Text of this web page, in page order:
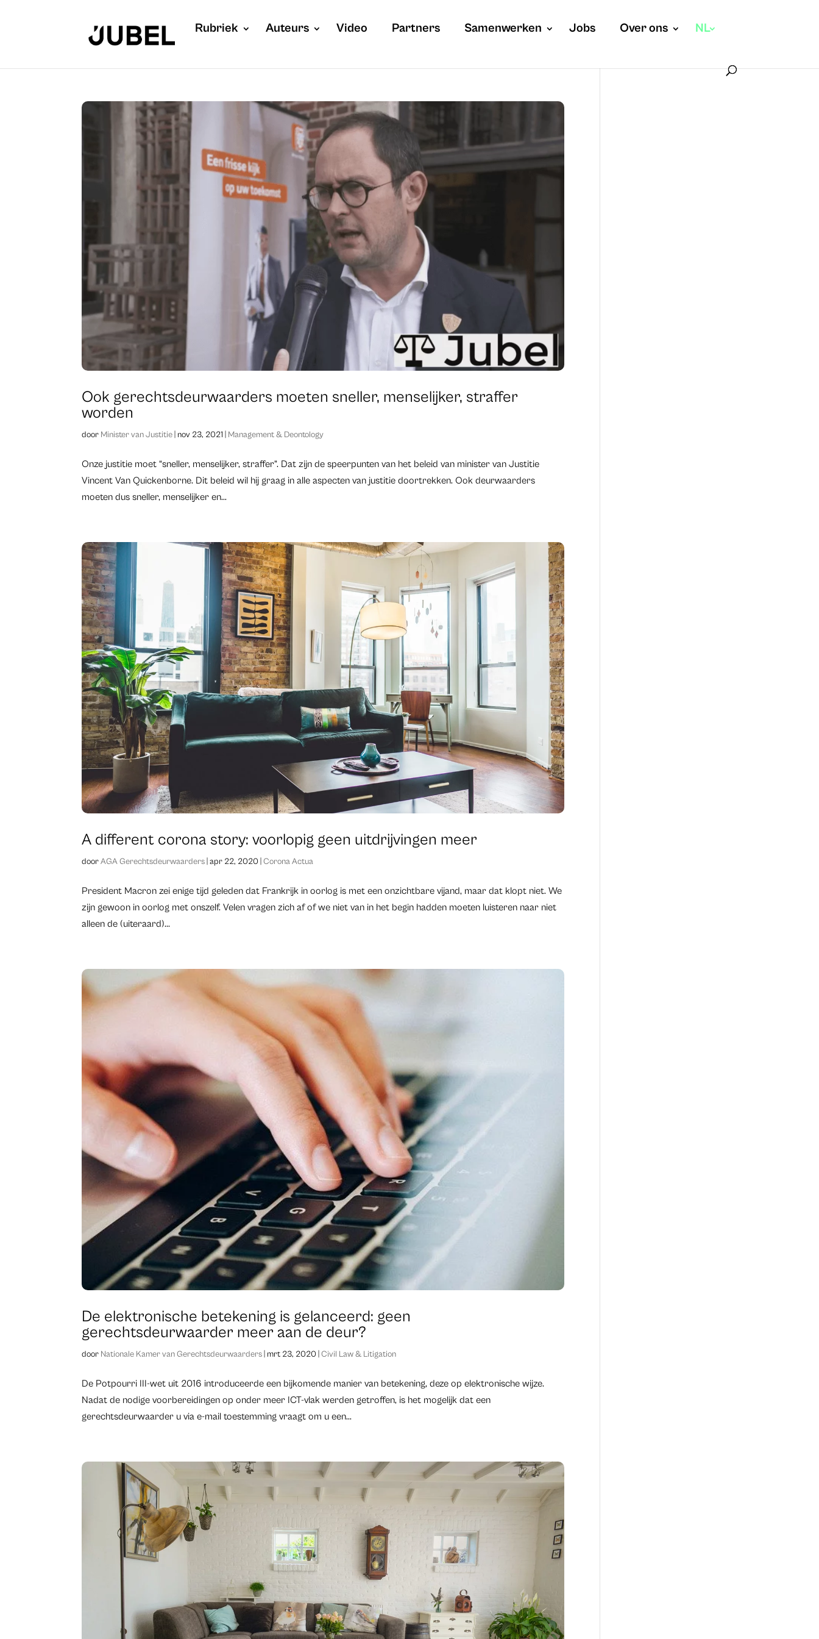
Rubriek Auteurs Video Partners Samenwerken Jobs Over ons NL
Ook gerechtsdeurwaarders moeten sneller, menselijker, straffer
worden
door Minister van Justitie| nov 23, 2021 | Management & Deontology
Onze justitie moet “sneller, menselijker, straffer”. Dat zijn de speerpunten van het beleid van minister van Justitie
Vincent Van Quickenborne. Dit beleid wil hij graag in alle aspecten van justitie doortrekken. Ook deurwaarders
moeten dus sneller, menselijker en...
A different corona story: voorlopig geen uitdrijvingen meer
doorAGA Gerechtsdeurwaarders |apr 22, 2020 |Corona Actua
President Macron zei enige tijd geleden dat Frankrijk in oorlog is met een onzichtbare vijand, maar dat klopt niet. We
zijn gewoon in oorlog met onszelf. Velen vragen zich af of we niet van in het begin hadden moeten luisteren naar niet
alleen de (uiteraard)...
De elektronische betekening is gelanceerd: geen
gerechtsdeurwaarder meer aan de deur?
door Nationale Kamer van Gerechtsdeurwaarders mrt 23, 2020 |Civil Law & Litigation
De Potpourri III-wet uit 2016 introduceerde een bijkomende manier van betekening, deze op elektronische wijze.
Nadat de nodige voorbereidingen op onder meer ICT-vlak werden getroffen, is het mogelijk dat een
gerechtsdeurwaarder u via e-mail toestemming vraagt om u een...